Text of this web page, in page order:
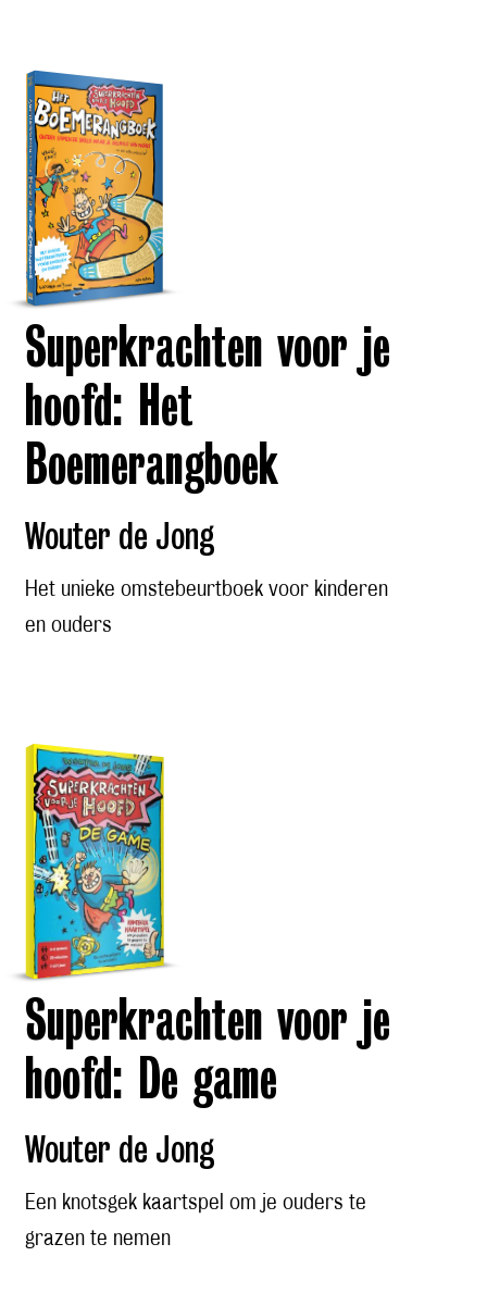
Superkrachten voor je
hoofd: Het
Boemerangboek
Wouter de Jong
Het unieke omstebeurtboek voor kinderen
en ouders
Superkrachten voor je
hoofd: De game
Wouter de Jong
Een knotsgek kaartspel om je ouders te
grazen te nemen